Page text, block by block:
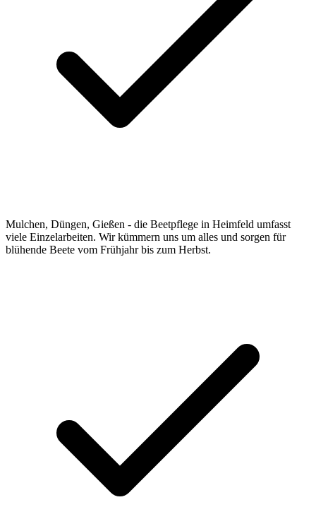
Mulchen, Düngen, Gießen - die Beetpflege in Heimfeld umfasst
viele Einzelarbeiten. Wir kümmern uns um alles und sorgen für
blühende Beete vom Frühjahr bis zum Herbst.